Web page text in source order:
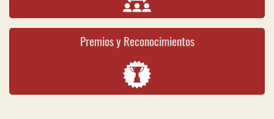
Premios y Reconocimientos